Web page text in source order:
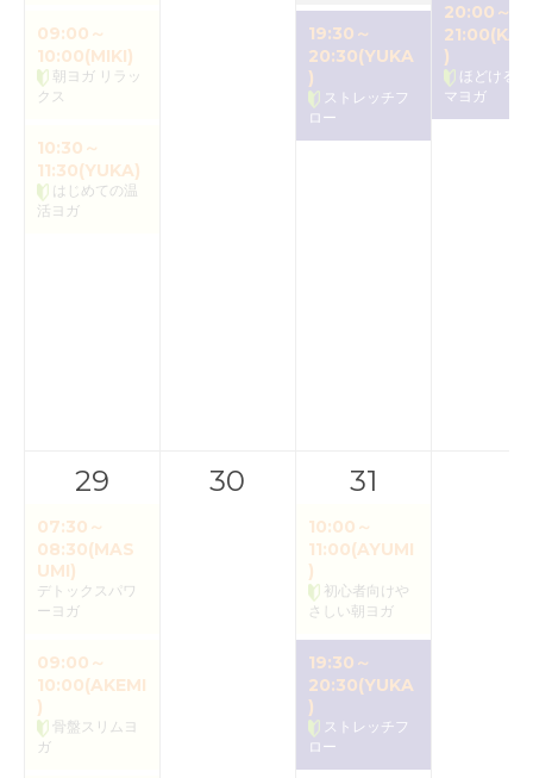
09:00～
10:00(MIKI)
朝ヨガ リラッ
クス
10:30～
11:30(YUKA)
はじめての温
活ヨガ
19:30～
20:30(YUKA
)
ストレッチフ
ロー
20:00～
)
ほどける
マヨガ
29
07:30～
08:30(MAS
UMI)
デトックスパワ
ーヨガ
09:00～
10:00(AKEMI
)
骨盤スリムヨ
ガ
30 31
10:00～
11:00(AYUMI
)
初心者向けや
さしい朝ヨガ
19:30～
20:30(YUKA
)
ストレッチフ
ロー